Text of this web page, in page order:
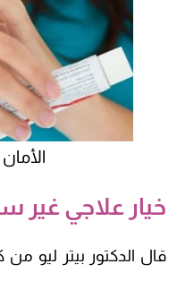
الأمان
خيار علاجي غير
قال الدكتور بيتر ليو